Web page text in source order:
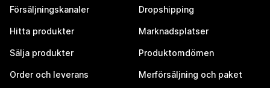
Försäljningskanaler
Hitta produkter
Sälja produkter
Order och leverans
Dropshipping
Marknadsplatser
Produktomdömen
Merförsäljning och paket